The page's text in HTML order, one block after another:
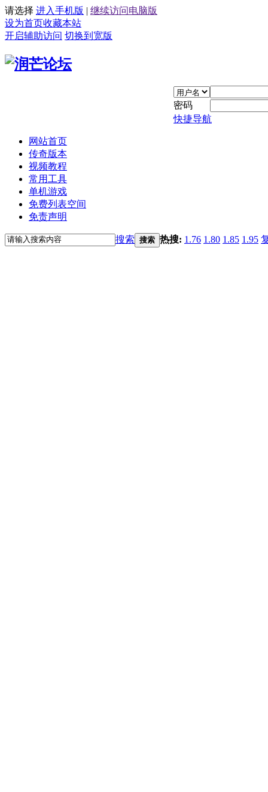
请选择 进入手机版 | 继续访问电脑版
设为首页收藏本站
开启辅助访问 切换到宽版
密码
快捷导航
网站首页
传奇版本
视频教程
常用工具
单机游戏
免费列表空间
免责声明
搜索 搜索 热搜: 1.76 1.80 1.85 1.95